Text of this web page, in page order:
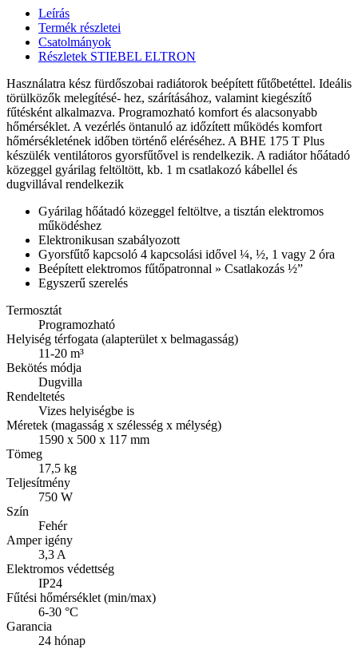
Leírás
Termék részletei
Csatolmányok
Részletek STIEBEL ELTRON
Használatra kész fürdőszobai radiátorok beépített fűtőbetéttel. Ideális
törülközők melegítésé- hez, szárításához, valamint kiegészítő
fűtésként alkalmazva. Programozható komfort és alacsonyabb
hőmérséklet. A vezérlés öntanuló az időzített működés komfort
hőmérsékletének időben történő eléréséhez. A BHE 175 T Plus
készülék ventilátoros gyorsfűtővel is rendelkezik. A radiátor hőátadó
közeggel gyárilag feltöltött, kb. 1 m csatlakozó kábellel és
dugvillával rendelkezik
Gyárilag hőátadó közeggel feltöltve, a tisztán elektromos
működéshez
Elektronikusan szabályozott
Gyorsfűtő kapcsoló 4 kapcsolási idővel ¼, ½, 1 vagy 2 óra
Beépített elektromos fűtőpatronnal » Csatlakozás ½”
Egyszerű szerelés
Termosztát
Programozható
Helyiség térfogata (alapterület x belmagasság)
11-20 m³
Bekötés módja
Dugvilla
Rendeltetés
Vizes helyiségbe is
Méretek (magasság x szélesség x mélység)
1590 x 500 x 117 mm
Tömeg
17,5 kg
Teljesítmény
750 W
Szín
Fehér
Amper igény
3,3 A
Elektromos védettség
IP24
Fűtési hőmérséklet (min/max)
6-30 °C
Garancia
24 hónap